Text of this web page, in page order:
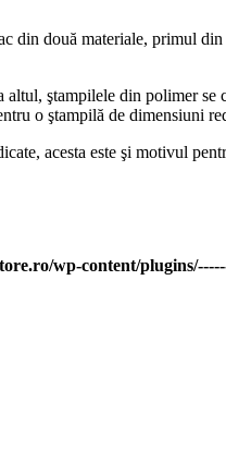
din două materiale, primul din
ştampilele din polimer
o ştampilă de dimensiuni
acesta este şi motivul
wp-content/